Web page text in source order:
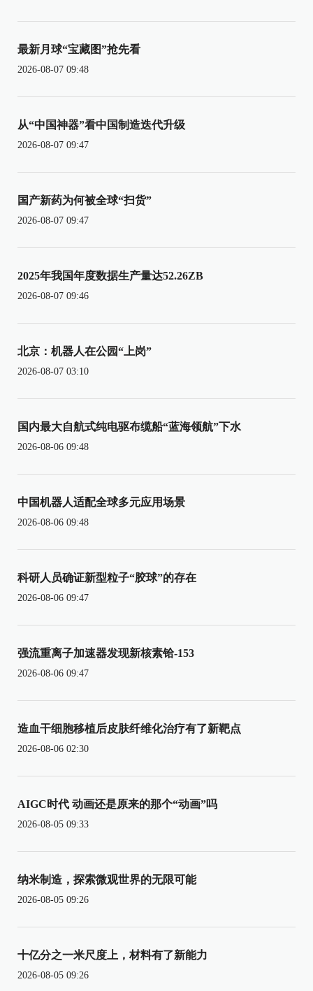
最新月球“宝藏图”抢先看
2026-08-07 09:48
从“中国神器”看中国制造迭代升级
2026-08-07 09:47
国产新药为何被全球“扫货”
2026-08-07 09:47
2025年我国年度数据生产量达52.26ZB
2026-08-07 09:46
北京：机器人在公园“上岗”
2026-08-07 03:10
国内最大自航式纯电驱布缆船“蓝海领航”下水
2026-08-06 09:48
中国机器人适配全球多元应用场景
2026-08-06 09:48
科研人员确证新型粒子“胶球”的存在
2026-08-06 09:47
强流重离子加速器发现新核素铪-153
2026-08-06 09:47
造血干细胞移植后皮肤纤维化治疗有了新靶点
2026-08-06 02:30
AIGC时代 动画还是原来的那个“动画”吗
2026-08-05 09:33
纳米制造，探索微观世界的无限可能
2026-08-05 09:26
十亿分之一米尺度上，材料有了新能力
2026-08-05 09:26